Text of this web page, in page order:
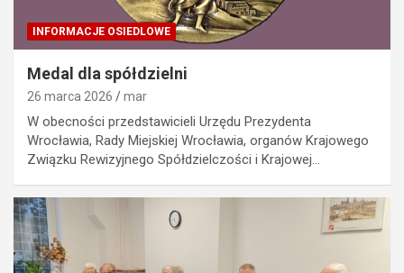
INFORMACJE OSIEDLOWE
Medal dla spółdzielni
26 marca 2026 mar
W obecności przedstawicieli Urzędu Prezydenta
Wrocławia, Rady Miejskiej Wrocławia, organów Krajowego
Związku Rewizyjnego Spółdzielczości i Krajowej…